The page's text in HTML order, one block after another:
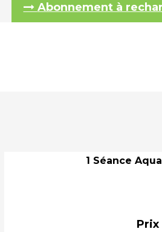
Abonnement à
1 Séance
Prix